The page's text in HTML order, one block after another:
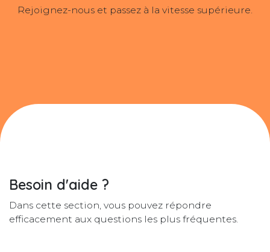
Rejoignez-nous et passez à la vitesse supérieure.
Besoin d'aide ?
Dans cette section, vous pouvez répondre
efficacement aux questions les plus fréquentes.